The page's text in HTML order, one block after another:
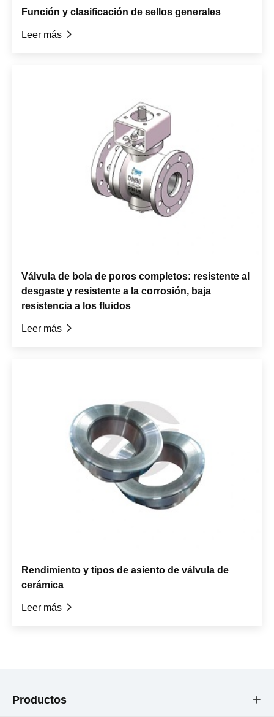
Función y clasificación de sellos generales
Leer más 
Válvula de bola de poros completos: resistente al
desgaste y resistente a la corrosión, baja
resistencia a los fluidos
Leer más 
Rendimiento y tipos de asiento de válvula de
cerámica
Leer más 
Productos 